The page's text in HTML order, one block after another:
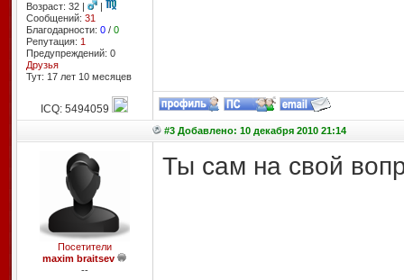
Возраст: 32 |
|
Сообщений: 31
Благодарности: 0/ 0
Репутация: 1
Предупреждений: 0
Друзья
Тут: 17 лет 10 месяцев
ICQ: 5494059
#3 Добавлено: 10 декабря 2010 21:14
Посетители
maxim braitsev
--
Ты сам на свой